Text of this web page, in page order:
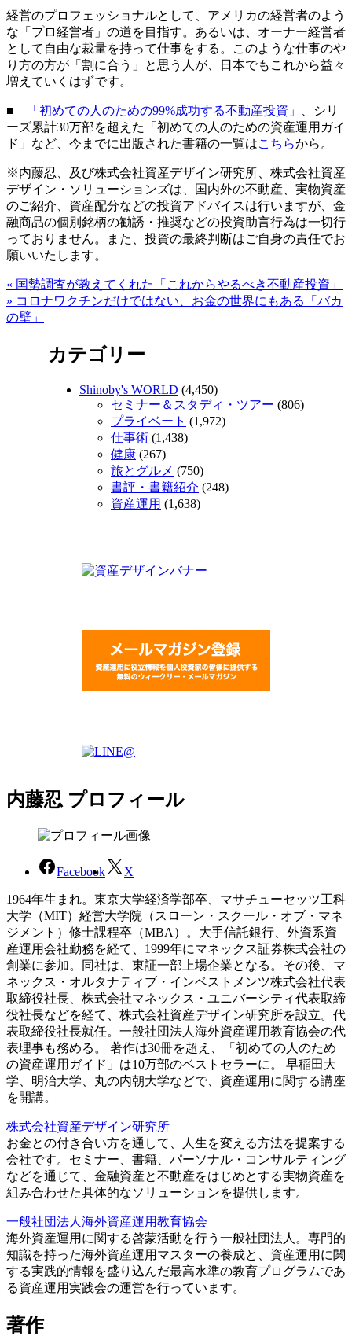
経営のプロフェッショナルとして、アメリカの経営者のよう
な「プロ経営者」の道を目指す。あるいは、オーナー経営者
として自由な裁量を持って仕事をする。このような仕事のや
り方の方が「割に合う」と思う人が、日本でもこれから益々
増えていくはずです。
■ 「初めての人のための99%成功する不動産投資」
、シリ
ーズ累計30万部を超えた「初めての人のための資産運用ガイ
ド」など、今までに出版された書籍の一覧はこちらから。
※内藤忍、及び株式会社資産デザイン研究所、株式会社資産
デザイン・ソリューションズは、国内外の不動産、実物資産
のご紹介、資産配分などの投資アドバイスは行いますが、金
融商品の個別銘柄の勧誘・推奨などの投資助言行為は一切行
っておりません。また、投資の最終判断はご自身の責任でお
願いいたします。
« 国勢調査が教えてくれた「これからやるべき不動産投資」
» コロナワクチンだけではない、お金の世界にもある「バカ
の壁」
カテゴリー
Shinoby's WORLD (4,450)
セミナー＆スタディ・ツアー (806)
プライベート (1,972)
仕事術 (1,438)
健康 (267)
旅とグルメ (750)
書評・書籍紹介 (248)
資産運用 (1,638)
内藤忍 プロフィール
Facebook X
1964年生まれ。東京大学経済学部卒、マサチューセッツ工科
大学（MIT）経営大学院（スローン・スクール・オブ・マネ
ジメント）修士課程卒（MBA）。大手信託銀行、外資系資
産運用会社勤務を経て、1999年にマネックス証券株式会社の
創業に参加。同社は、東証一部上場企業となる。その後、マ
ネックス・オルタナティブ・インベストメンツ株式会社代表
取締役社長、株式会社マネックス・ユニバーシティ代表取締
役社長などを経て、株式会社資産デザイン研究所を設立。代
表取締役社長就任。一般社団法人海外資産運用教育協会の代
表理事も務める。 著作は30冊を超え、「初めての人のため
の資産運用ガイド」は10万部のベストセラーに。 早稲田大
学、明治大学、丸の内朝大学などで、資産運用に関する講座
を開講。
株式会社資産デザイン研究所
お金との付き合い方を通して、人生を変える方法を提案する
会社です。セミナー、書籍、パーソナル・コンサルティング
などを通じて、金融資産と不動産をはじめとする実物資産を
組み合わせた具体的なソリューションを提供します。
一般社団法人海外資産運用教育協会
海外資産運用に関する啓蒙活動を行う一般社団法人。専門的
知識を持った海外資産運用マスターの養成と、資産運用に関
する実践的情報を盛り込んだ最高水準の教育プログラムであ
る資産運用実践会の運営を行っています。
著作